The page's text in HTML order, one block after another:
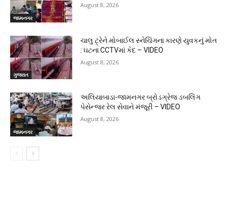
જામનગર
August 8, 2026
ગુજરાત
ચાલુ ટ્રેને મોબાઈલ સ્નેચિંગના કારણે યુવકનું મોત
: ઘટના CCTVમાં કેદ – VIDEO
August 8, 2026
જામનગર
અલિયાબાડા-જામનગર બ્રોડગ્રેજ ડબલિંગ
પેસેન્જર રેલ સેવાને મંજૂરી – VIDEO
August 8, 2026